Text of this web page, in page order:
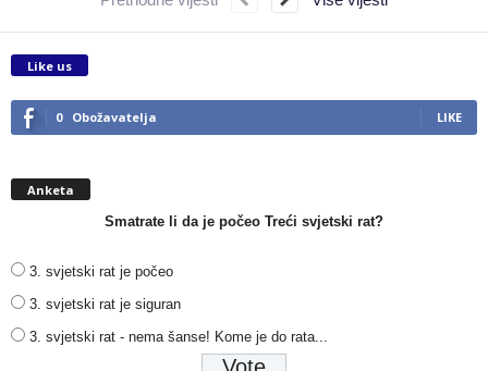
Like us
0 Obožavatelja LIKE
Anketa
Smatrate li da je počeo Treći svjetski rat?
3. svjetski rat je počeo
3. svjetski rat je siguran
3. svjetski rat - nema šanse! Kome je do rata...